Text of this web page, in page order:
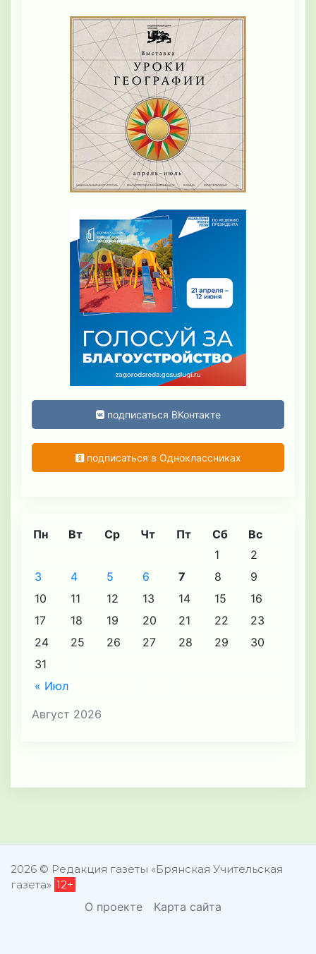
подписаться ВКонтакте
подписаться в Одноклассниках
Август 2026
Пн Вт Ср Чт Пт Сб Вс
« Июл
1
2
3
4 5 6 7 8
9
10
11 12 13 14 15
16
17
18 19 20 21 22
23
24
25 26 27 28 29
30
31
2026 © Редакция газеты «Брянская Учительская
газета» 12+
О проекте Карта сайта